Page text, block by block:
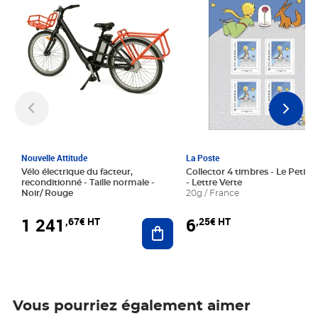
Nouvelle Attitude
Vélo électrique du facteur,
reconditionné - Taille normale -
Noir/ Rouge
1 241 ,67€ HT Ajouter au panier
La Poste
Collector 4 timbres - Le Petit
- Lettre Verte
20g / France
6,25€ HT
Vous pourriez également aimer